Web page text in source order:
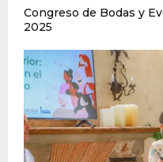
Congreso de Bodas y
2025